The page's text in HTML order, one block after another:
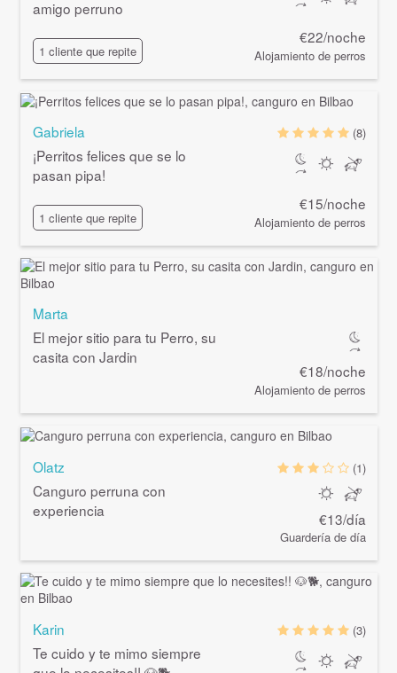
amigo perruno
1 cliente que repite
€22/noche
Alojamiento de perros
Gabriela
¡Perritos felices que se lo
pasan pipa!
1 cliente que repite
(8)
€15/noche
Alojamiento de perros
Marta
El mejor sitio para tu Perro, su
casita con Jardin
€18/noche
Alojamiento de perros
Olatz
Canguro perruna con
experiencia
(1)
€13/día
Guardería de día
Karin
Te cuido y te mimo siempre
(3)